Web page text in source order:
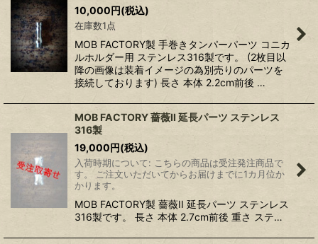
10,000円(税込)
在庫数1点
MOB FACTORY製 手巻きタンパーパーツ コニカ
ルホルダー用 ステンレス316製です。 (2枚目以
降の画像は装着イメージの為別売りのパーツを
接続しております) 長さ 本体 2.2cm前後 …
MOB FACTORY 薔薇II 延長パーツ ステンレス
316製
19,000円(税込)
入荷時期について: こちらの商品は受注発注商品で
す。 ご注文いただいてからお届けまでに1カ月位か
かります。
MOB FACTORY製 薔薇II 延長パーツ ステンレス
316製です。 長さ 本体 2.7cm前後 重さ ステ…